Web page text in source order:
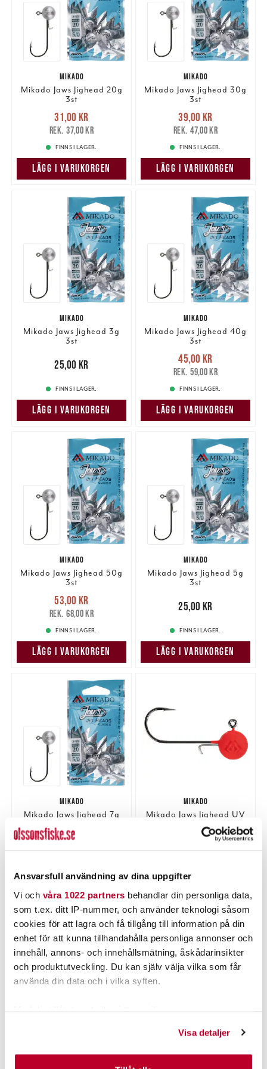
Ansvarsfull användning av dina uppgifter
Vi och våra 1022 partners behandlar din personliga data,
som t.ex. ditt IP-nummer, och använder teknologi såsom
cookies för att lagra och få tillgång till information på din
enhet för att kunna tillhandahålla personliga annonser och
innehåll, annons- och innehållsmätning, åskådarinsikter
och produktutveckling. Du kan själv välja vilka som får
använda din data och i vilka syften.
Identifiera din enhet genom att aktivt skanna den för
Visa detaljer
MIKADO
Mikado Jaws Jighead 20g
3st
Nuvarande pris
31,00 krTidigare pris
37,00 kr
31,00 kr
37,00 kr
FINNS I LAGER.
LÄGG I VARUKORGEN
MIKADO
Mikado Jaws Jighead 30g
3st
Nuvarande pris
39,00 krTidigare pris
47,00 kr
39,00 kr
47,00 kr
FINNS I LAGER.
LÄGG I VARUKORGEN
MIKADO
Mikado Jaws Jighead 3g
3st
25,00 kr
25,00 kr
FINNS I LAGER.
LÄGG I VARUKORGEN
MIKADO
Mikado Jaws Jighead 40g
3st
Nuvarande pris
45,00 krTidigare pris
59,00 kr
45,00 kr
59,00 kr
FINNS I LAGER.
LÄGG I VARUKORGEN
MIKADO
Mikado Jaws Jighead 50g
3st
Nuvarande pris
53,00 krTidigare pris
68,00 kr
53,00 kr
68,00 kr
FINNS I LAGER.
LÄGG I VARUKORGEN
MIKADO
Mikado Jaws Jighead 5g
3st
25,00 kr
25,00 kr
FINNS I LAGER.
LÄGG I VARUKORGEN
MIKADO
Mikado Jaws Jighead 7g
FINNS I LAGER.
LÄGG I VARUKORGEN
MIKADO
Mikado Jaws Jighead UV
Orange 10g 3st
Nuvarande pris:
44,00 kr
FINNS I LAGER.
LÄGG I VARUKORGEN
Mikado Jaws Jighead UV
Mikado Jaws Jighead UV